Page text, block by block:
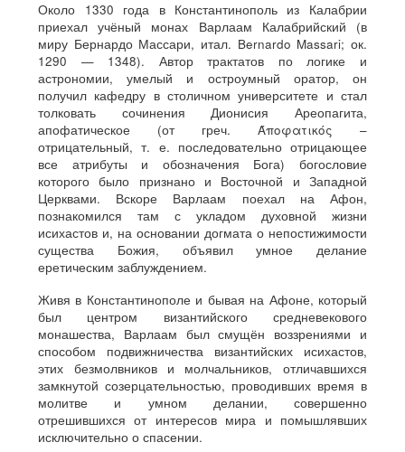
Около 1330 года в Константинополь из Калабрии
приехал учёный монах Варлаам Калабрийский (в
миру Бернардо Массари, итал. Bernardo Massari; ок.
1290 — 1348). Автор трактатов по логике и
астрономии, умелый и остроумный оратор, он
получил кафедру в столичном университете и стал
толковать сочинения Дионисия Ареопагита,
апофатическое (от греч. Άποφατικός –
отрицательный, т. е. последовательно отрицающее
все атрибуты и обозначения Бога) богословие
которого было признано и Восточной и Западной
Церквами. Вскоре Варлаам поехал на Афон,
познакомился там с укладом духовной жизни
исихастов и, на основании догмата о непостижимости
существа Божия, объявил умное делание
еретическим заблуждением.
Живя в Константинополе и бывая на Афоне, который
был центром византийского средневекового
монашества, Варлаам был смущён воззрениями и
способом подвижничества византийских исихастов,
этих безмолвников и молчальников, отличавшихся
замкнутой созерцательностью, проводивших время в
молитве и умном делании, совершенно
отрешившихся от интересов мира и помышлявших
исключительно о спасении.